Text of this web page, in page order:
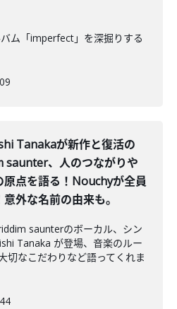
ム「imperfect」を深掘りする
Tanakaが新作と復活の
saunter、人のつながりや
原点を語る！Nouchyが全員
外な名前の由来も。
saunterのボーカル、シン
Tanaka が登場、音楽のルー
切なこだわりなど語ってくれま